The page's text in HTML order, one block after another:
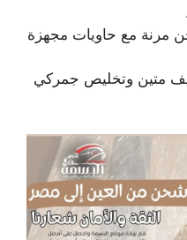
مرنة مع حاويات مجهزة
متين وتخليص جمركي